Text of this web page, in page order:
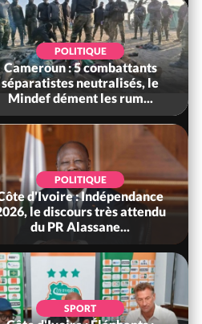
POLITIQUE
Cameroun : 5 combattants
séparatistes neutralisés, le
Mindef dément les rum...
POLITIQUE
d'Ivoire : Indépendance
le discours très attendu
du PR Alassane...
SPORT